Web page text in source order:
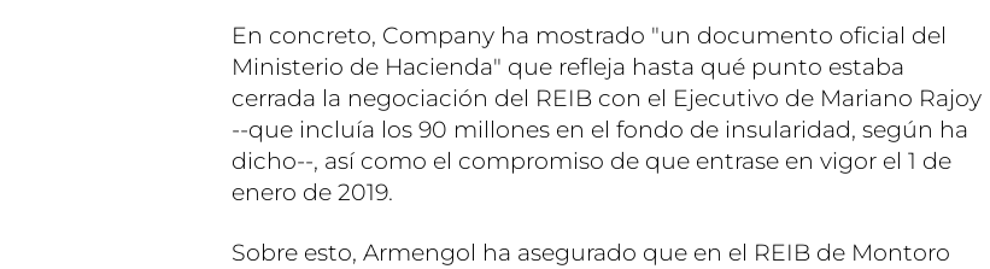
En concreto, Company ha mostrado "un documento oficial del
Ministerio de Hacienda" que refleja hasta qué punto estaba
cerrada la negociación del REIB con el Ejecutivo de Mariano Rajoy
--que incluía los 90 millones en el fondo de insularidad, según ha
dicho--, así como el compromiso de que entrase en vigor el 1 de
enero de 2019.
Sobre esto, Armengol ha asegurado que en el REIB de Montoro